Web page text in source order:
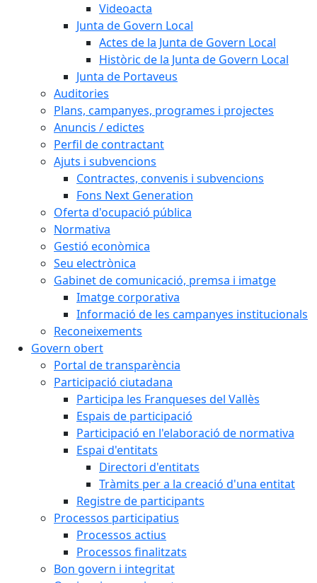
Videoacta
Junta de Govern Local
Actes de la Junta de Govern Local
Històric de la Junta de Govern Local
Junta de Portaveus
Auditories
Plans, campanyes, programes i projectes
Anuncis / edictes
Perfil de contractant
Ajuts i subvencions
Contractes, convenis i subvencions
Fons Next Generation
Oferta d'ocupació pública
Normativa
Gestió econòmica
Seu electrònica
Gabinet de comunicació, premsa i imatge
Imatge corporativa
Informació de les campanyes institucionals
Reconeixements
Govern obert
Portal de transparència
Participació ciutadana
Participa les Franqueses del Vallès
Espais de participació
Participació en l'elaboració de normativa
Espai d'entitats
Directori d'entitats
Tràmits per a la creació d'una entitat
Registre de participants
Processos participatius
Processos actius
Processos finalitzats
Bon govern i integritat